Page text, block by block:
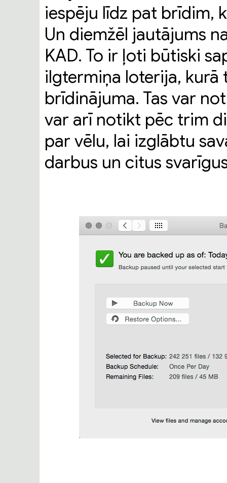
iespēju līdz pat brīdim,
Un diemžēl jautājums
KAD. To ir ļoti būtiski
ilgtermiņa loterija, kurā
brīdinājuma. Tas var
var arī notikt pēc trim
par vēlu, lai izglābtu
darbus un citus